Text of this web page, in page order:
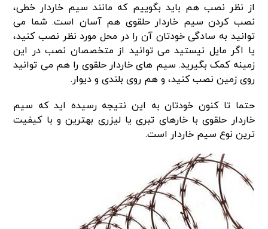
از نظر نصب هم باید بگوییم که مانند سیم خاردار خطی،
نصب کردن سیم خاردار حلقوی هم آسان است. شما می
توانید به سادگی خودتان آن را در محل مورد نظر نصب کنید،
یا اگر مایل نیستید می توانید از متخصصان نصب در این
زمینه کمک بگیرید. سیم های خاردار حلقوی را هم می توانید
روی زمین نصب کنید، و هم روی بلندی و دیوار.
حتما تا کنون خودتان به این نتیجه رسیده اید که سیم
خاردار حلقوی با خارهای تبری یا لیزری بهترین و با کیفیت
ترین نوع سیم خاردار است.